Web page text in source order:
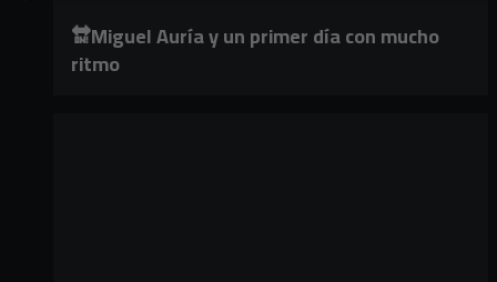
🔛Miguel Auría y un primer día con mucho
ritmo